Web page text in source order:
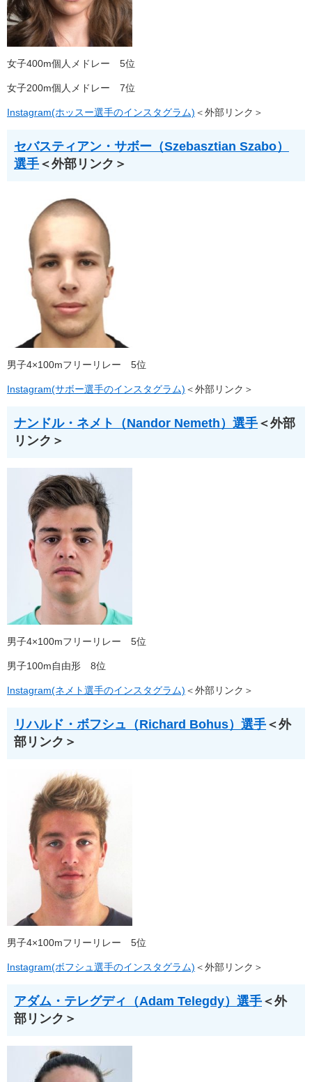
女子400m個人メドレー 5位
女子200m個人メドレー 7位
Instagram(ホッスー選手のインスタグラム) ＜外部リンク＞
セバスティアン・サボー（Szebasztian Szabo）
選手 ＜外部リンク＞
男子4×100mフリーリレー 5位
Instagram(サボー選手のインスタグラム) ＜外部リンク＞
ナンドル・ネメト（Nandor Nemeth）選手 ＜外部
リンク＞
男子4×100mフリーリレー 5位
男子100m自由形 8位
Instagram(ネメト選手のインスタグラム) ＜外部リンク＞
リハルド・ボフシュ（Richard Bohus）選手 ＜外
部リンク＞
男子4×100mフリーリレー 5位
Instagram(ボフシュ選手のインスタグラム) ＜外部リンク＞
アダム・テレグディ（Adam Telegdy）選手 ＜外
部リンク＞